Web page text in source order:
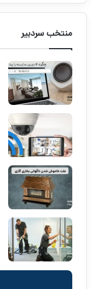
منتخب سردبیر